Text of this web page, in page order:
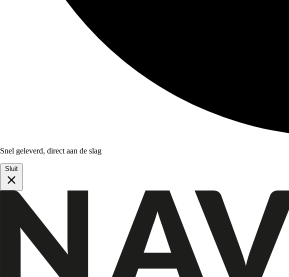
Snel geleverd, direct aan de slag
Sluit